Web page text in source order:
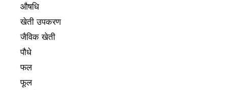
औषधि
खेती उपकरण
जैविक खेती
पौधे
फल
फूल